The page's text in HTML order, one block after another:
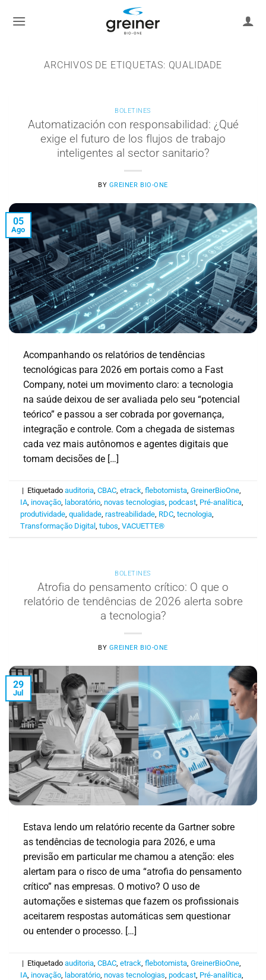
ARCHIVOS DE ETIQUETAS: QUALIDADE
BOLETINES
Automatización con responsabilidad: ¿Qué
exige el futuro de los flujos de trabajo
inteligentes al sector sanitario?
BY GREINER BIO-ONE
05
Ago
Acompanhando os relatórios de tendências
tecnológicas para 2026 em portais como a Fast
Company, notei um movimento claro: a tecnologia
na saúde deixou de ser avaliada pelo seu “potencial
teórico” e passou a ser cobrada por governança,
integração e controle. Com a chegada de sistemas
cada vez mais autônomos e agentes digitais que
tomam decisões de […]
| Etiquetadoauditoria,CBAC,etrack,flebotomista,GreinerBioOne,
IA, inovação, laboratório,novas tecnologias,podcast, Pré-analítica,
produtividade,qualidade,rastreabilidade, RDC,tecnologia,
Transformação Digital,tubos,VACUETTE®
BOLETINES
Atrofia do pensamento crítico: O que o
relatório de tendências de 2026 alerta sobre
a tecnologia?
BY GREINER BIO-ONE
29
Jul
Estava lendo um relatório recente da Gartner sobre
as tendências de tecnologia para 2026, e uma
previsão em particular me chamou a atenção: eles
alertam para o risco de uma “atrofia do pensamento
crítico” nas empresas. O motivo? O uso de
automações e sistemas que fazem os profissionais
aceitarem respostas automáticas sem questionar
ou entender o processo. […]
| Etiquetadoauditoria ,CBAC ,etrack ,flebotomista ,GreinerBioOne
IA inovação laboratório ,novas tecnologias ,podcast Pré-analítica